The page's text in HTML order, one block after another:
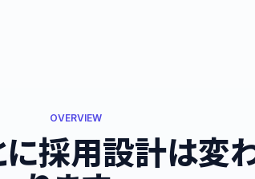
OVERVIEW
に採用設計は変